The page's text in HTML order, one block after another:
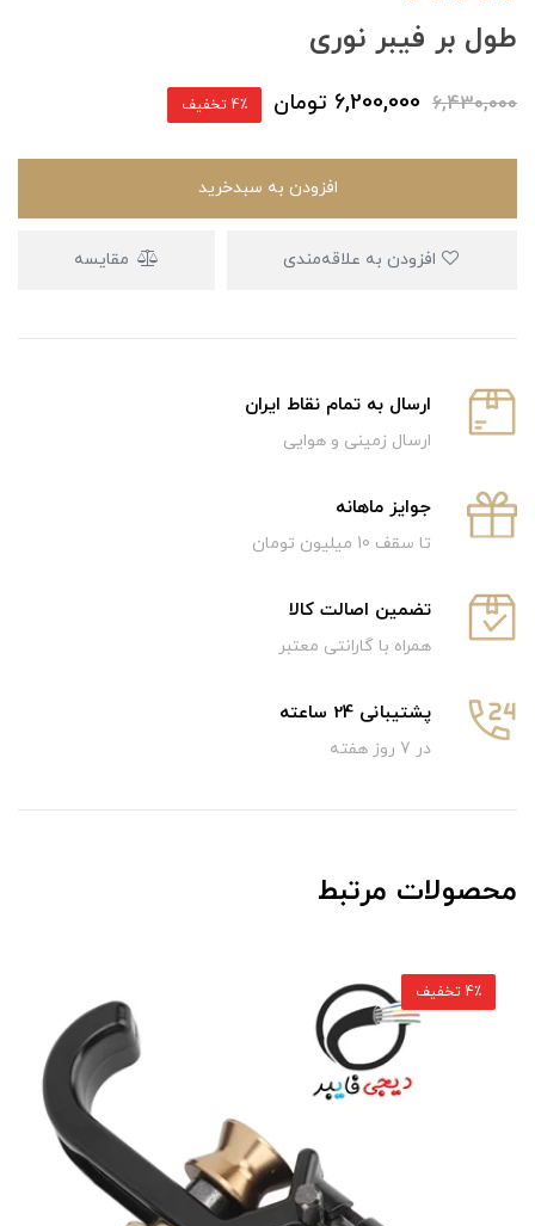
طول بر فیبر نوری
6,430,000
6,200,000 تومان 4٪ تخفیف
افزودن به سبدخرید
مقایسه
ارسال به تمام نقاط ایران
ارسال زمینی و هوایی
جوایز ماهانه
تا سقف 10 میلیون تومان
تضمین اصالت کالا
همراه با گارانتی معتبر
پشتیبانی 24 ساعته
در 7 روز هفته
محصولات مرتبط
4٪ تخفیف